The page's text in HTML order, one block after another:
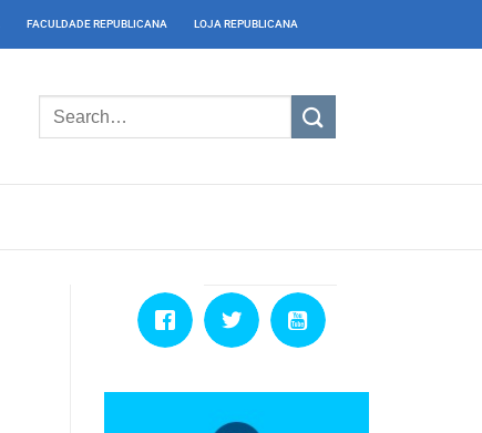
FACULDADE REPUBLICANA LOJA REPUBLICANA